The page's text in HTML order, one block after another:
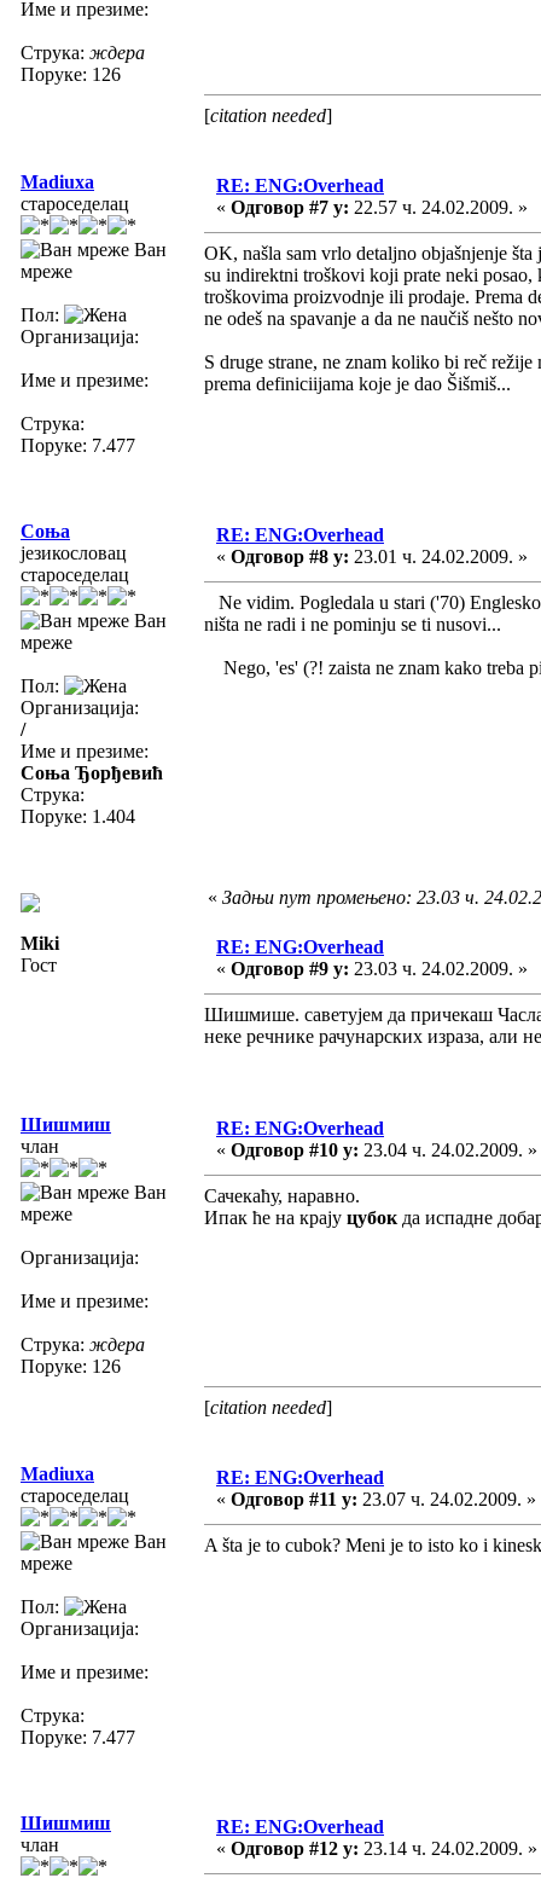
Име и презиме:
Струка: ждера
Поруке: 126
[citation needed]
Madiuxa
староседелац
Ван
мреже
Пол:
Организација:
Име и презиме:
Струка:
Поруке: 7.477
RE: ENG:Overhead
« Одговор #7 у: 22.57 ч. 24.02.2009. »
OK, našla sam vrlo detaljno objašnjenje
su indirektni troškovi koji prate neki
troškovima proizvodnje ili prodaje. Prema
ne odeš na spavanje a da ne naučiš nešto
S druge strane, ne znam koliko bi reč
prema definiciijama koje je dao Šišmiš...
Соња
језикословац
староседелац
Ван
мреже
Пол:
Организација:
/
Име и презиме:
Соња Ђорђевић
Струка:
Поруке: 1.404
RE: ENG:Overhead
« Одговор #8 у: 23.01 ч. 24.02.2009. »
Ne vidim. Pogledala u stari ('70)
ništa ne radi i ne pominju se ti nusovi...
Nego, 'es' (?! zaista ne znam kako treba
« Задњи пут промењено: 23.03 ч.
Miki
Гост
RE: ENG:Overhead
« Одговор #9 у: 23.03 ч. 24.02.2009. »
Шишмише. саветујем да причекаш
неке речнике рачунарских израза, али
Шишмиш
члан
Ван
мреже
Организација:
Име и презиме:
Струка: ждера
Поруке: 126
RE: ENG:Overhead
« Одговор #10 у: 23.04 ч. 24.02.2009. »
Сачекаћу, наравно.
Ипак ће на крају цубок да испадне
[citation needed]
Madiuxa
староседелац
Ван
мреже
Пол:
Организација:
Име и презиме:
Струка:
Поруке: 7.477
RE: ENG:Overhead
« Одговор #11 у: 23.07 ч. 24.02.2009. »
A šta je to cubok? Meni je to isto ko i
Шишмиш
члан
RE: ENG:Overhead
« Одговор #12 у: 23.14 ч. 24.02.2009. »